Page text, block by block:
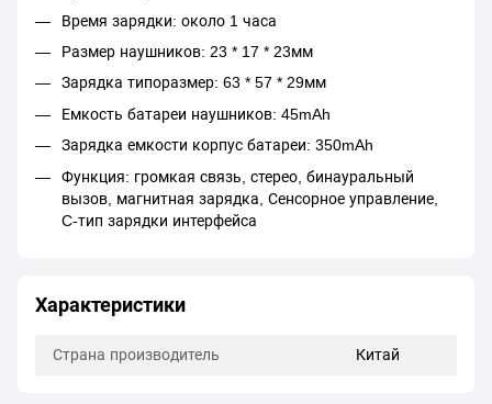
Время зарядки: около 1 часа
Размер наушников: 23 * 17 * 23мм
Зарядка типоразмер: 63 * 57 * 29мм
Емкость батареи наушников: 45mAh
Зарядка емкости корпус батареи: 350mAh
Функция: громкая связь, стерео, бинауральный
вызов, магнитная зарядка, Сенсорное управление,
C-тип зарядки интерфейса
Характеристики
Страна производитель Китай